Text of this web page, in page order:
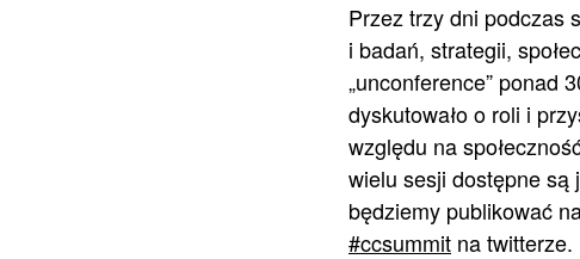
Przez trzy dni podczas
i badań, strategii,
„unconference” ponad
dyskutowało o roli i
względu na
wielu sesji dostępne
będziemy publikować
#ccsummit na twitterze.